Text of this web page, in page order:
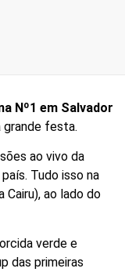
Nº1 em Salvador
grande festa.
ao vivo da
Tudo isso na
Cairu), ao lado do
verde e
das primeiras